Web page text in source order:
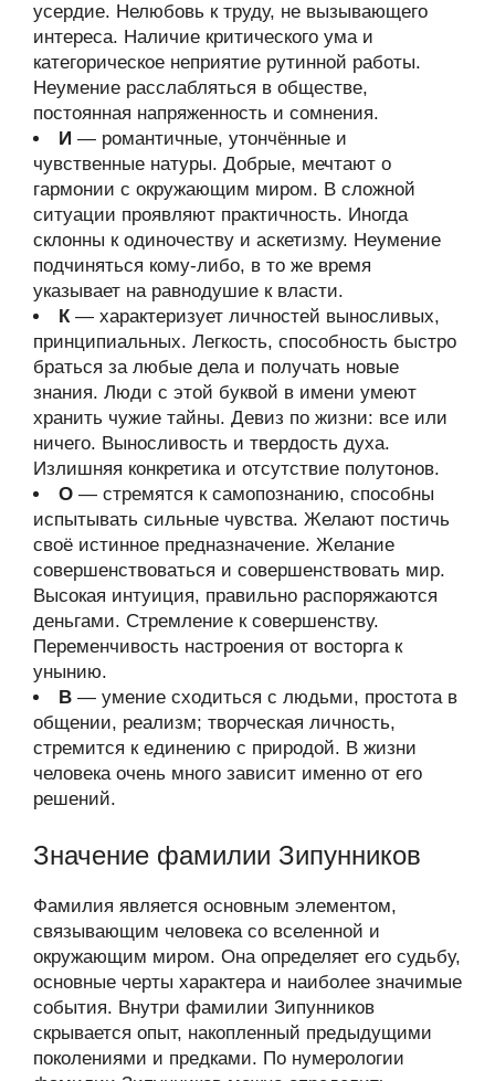
усердие. Нелюбовь к труду, не вызывающего
интереса. Наличие критического ума и
категорическое неприятие рутинной работы.
Неумение расслабляться в обществе,
постоянная напряженность и сомнения.
И — романтичные, утончённые и
чувственные натуры. Добрые, мечтают о
гармонии с окружающим миром. В сложной
ситуации проявляют практичность. Иногда
склонны к одиночеству и аскетизму. Неумение
подчиняться кому-либо, в то же время
указывает на равнодушие к власти.
К— характеризует личностей выносливых,
принципиальных. Легкость, способность быстро
браться за любые дела и получать новые
знания. Люди с этой буквой в имени умеют
хранить чужие тайны. Девиз по жизни: все или
ничего. Выносливость и твердость духа.
Излишняя конкретика и отсутствие полутонов.
О — стремятся к самопознанию, способны
испытывать сильные чувства. Желают постичь
своё истинное предназначение. Желание
совершенствоваться и совершенствовать мир.
Высокая интуиция, правильно распоряжаются
деньгами. Стремление к совершенству.
Переменчивость настроения от восторга к
унынию.
В — умение сходиться с людьми, простота в
общении, реализм; творческая личность,
стремится к единению с природой. В жизни
человека очень много зависит именно от его
решений.
Значение фамилии Зипунников
Фамилия является основным элементом,
связывающим человека со вселенной и
окружающим миром. Она определяет его судьбу,
основные черты характера и наиболее значимые
события. Внутри фамилии Зипунников
скрывается опыт, накопленный предыдущими
поколениями и предками. По нумерологии